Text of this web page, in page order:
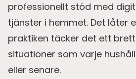
professionellt stöd med
tjänster i hemmet. Det låter
praktiken täcker det ett
situationer som varje
eller senare.